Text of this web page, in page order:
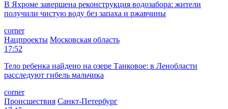
В Яхроме завершена реконструкция водозабора: жители
получили чистую воду без запаха и ржавчины
corner
Нацпроекты Московская область
17:52
Тело ребенка найдено на озере Танковое: в Ленобласти
расследуют гибель мальчика
corner
Происшествия Санкт-Петербург